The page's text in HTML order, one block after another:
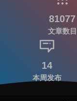
81077
文章数目
14
本周发布